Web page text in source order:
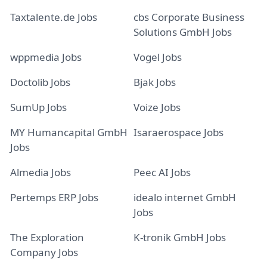
Taxtalente.de Jobs
cbs Corporate Business
Solutions GmbH Jobs
wppmedia Jobs
Vogel Jobs
Doctolib Jobs
Bjak Jobs
SumUp Jobs
Voize Jobs
MY Humancapital GmbH
Jobs
Isaraerospace Jobs
Almedia Jobs
Peec AI Jobs
Pertemps ERP Jobs
idealo internet GmbH
Jobs
The Exploration
Company Jobs
K-tronik GmbH Jobs